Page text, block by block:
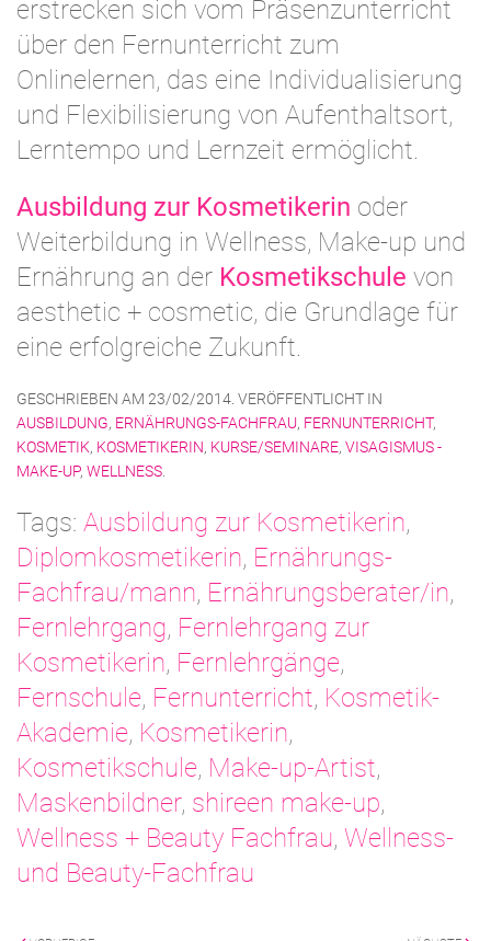
erstrecken sich vom Präsenzunterricht
über den Fernunterricht zum
Onlinelernen, das eine Individualisierung
und Flexibilisierung von Aufenthaltsort,
Lerntempo und Lernzeit ermöglicht.
Ausbildung zur Kosmetikerin oder
Weiterbildung in Wellness, Make-up und
Ernährung an der Kosmetikschule von
aesthetic + cosmetic, die Grundlage für
eine erfolgreiche Zukunft.
GESCHRIEBEN AM 23/02/2014 . VERÖFFENTLICHT IN
AUSBILDUNG, ERNÄHRUNGS-FACHFRAU, FERNUNTERRICHT,
KOSMETIK, KOSMETIKERIN, KURSE/SEMINARE, VISAGISMUS -
MAKE-UP, WELLNESS
Tags: Ausbildung zur Kosmetikerin,
Diplomkosmetikerin, Ernährungs-
Fachfrau/mann, Ernährungsberater/in,
Fernlehrgang, Fernlehrgang zur
Kosmetikerin, Fernlehrgänge,
Fernschule, Fernunterricht, Kosmetik-
Akademie, Kosmetikerin,
Kosmetikschule, Make-up-Artist,
Maskenbildner, shireen make-up,
Wellness + Beauty Fachfrau, Wellness-
und Beauty-Fachfrau